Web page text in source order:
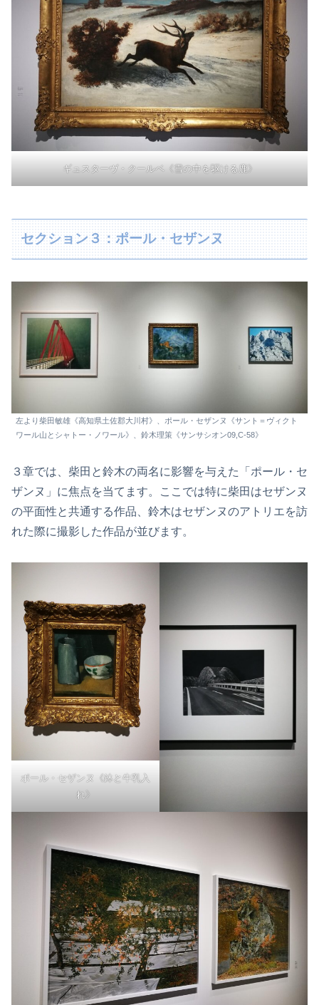
ギュスターヴ・クールベ《雪の中を駆ける鹿》
セクション３：ポール・セザンヌ
左より柴田敏雄《高知県土佐郡大川村》、ポール・セザンヌ《サント＝ヴィクト
ワール山とシャトー・ノワール》、鈴木理策《サンサシオン09,C-58》
３章では、柴田と鈴木の両名に影響を与えた「ポール・セ
ザンヌ」に焦点を当てます。ここでは特に柴田はセザンヌ
の平面性と共通する作品、鈴木はセザンヌのアトリエを訪
れた際に撮影した作品が並びます。
ポール・セザンヌ《鉢と牛乳入
れ》